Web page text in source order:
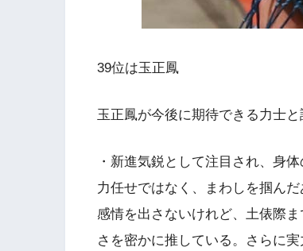
39位は玉正鳳
玉正鳳が今後に期待できる力士と
・新進気鋭として注目され、身
力任せではなく、まわしを掴ん
感情を出さないけれど、土俵際
さを密かに推している。さらに